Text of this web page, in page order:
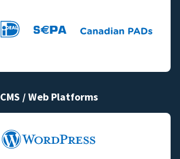
CMS / Web Platforms